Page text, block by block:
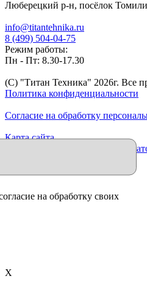
Люберецкий р-н, посёлок
info@titantehnika.ru
8 (499) 504-04-75
Режим работы:
Пн - Пт: 8.30-17.30
(C) "Титан Техника" 2026г. Все
Политика конфиденциальности
Согласие на обработку
Карта сайта
Продвижение сайта
на обработку своих
X